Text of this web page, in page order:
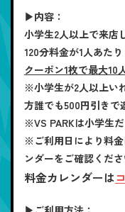
▶内容：
小学生2人以上で来店
120分料金が1人あたり
クーポン1枚で最大10
※小学生が2人以上い
方誰でも500円引きで
※VS PARKは小学生
※ご利用日により料
ンダーをご確認くださ
料金カレンダーは